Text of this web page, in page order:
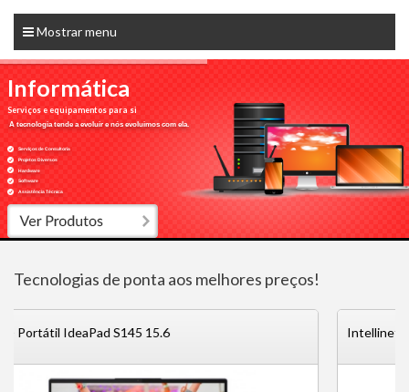
Mostrar menu
Informática
Serviços e equipamentos para si
A tecnologia tende a evoluir e nós evoluimos com ela.
Serviços de Consultoria
Projetos Diversos
Hardware
Software
Assistência Técnica
Tecnologias de ponta aos melhores preços!
Intellinet - Cabo de Rede 305m UTP Cat6